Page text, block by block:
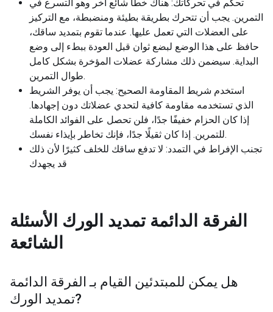
تحكم في تحركاتك: هناك خطأ شائع آخر وهو التسرع في
التمرين. يجب أن تتحرك بطريقة بطيئة ومنضبطة، مع التركيز
على العضلات التي تعمل عليها. عندما تقوم بتمديد ساقك،
حافظ على هذا الوضع لبضع ثوان قبل العودة ببطء إلى وضع
البداية. سيضمن ذلك مشاركة عضلات المؤخرة بشكل كامل
طوال التمرين.
استخدم شريط المقاومة الصحيح: يجب أن يوفر الشريط
الذي تستخدمه مقاومة كافية لتحدي عضلاتك دون إجهادها.
إذا كان الحزام خفيفًا جدًا، فلن تحصل على الفوائد الكاملة
للتمرين. إذا كان ثقيلًا جدًا، فإنك تخاطر بإيذاء نفسك.
تجنب الإفراط في التمدد: لا تدفع ساقك للخلف كثيرًا لأن ذلك
قد يجهدك
الفرقة الدائمة تمديد الورك الأسئلة
الشائعة
هل يمكن للمبتدئين القيام بـ الفرقة الدائمة
تمديد الورك?